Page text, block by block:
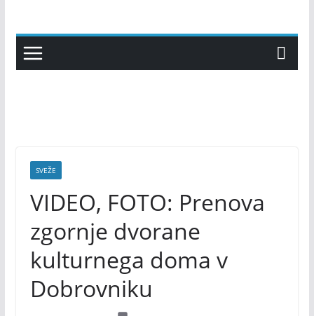
content
SVEŽE
VIDEO, FOTO: Prenova
zgornje dvorane
kulturnega doma v
Dobrovniku